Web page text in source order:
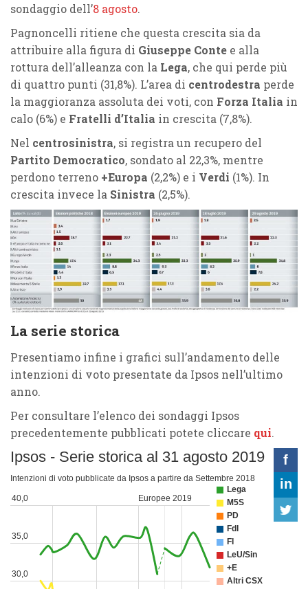
sondaggio dell’8 agosto.
Pagnoncelli ritiene che questa crescita sia da
attribuire alla figura di Giuseppe Conte e alla
rottura dell’alleanza con la Lega, che qui perde più
di quattro punti (31,8%). L’area di centrodestra perde
la maggioranza assoluta dei voti, con Forza Italia in
calo (6%) e Fratelli d’Italia in crescita (7,8%).
Nel centrosinistra, si registra un recupero del
Partito Democratico, sondato al 22,3%, mentre
perdono terreno +Europa (2,2%) e i Verdi (1%). In
crescita invece la Sinistra (2,5%).
La serie storica
Presentiamo infine i grafici sull’andamento delle
intenzioni di voto presentate da Ipsos nell’ultimo
anno.
Per consultare l’elenco dei sondaggi Ipsos
precedentemente pubblicati potete cliccare qui.